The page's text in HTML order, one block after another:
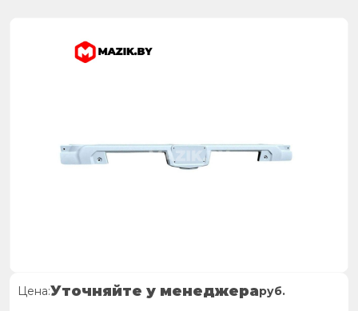
Цена:Уточняйте у менеджераруб.